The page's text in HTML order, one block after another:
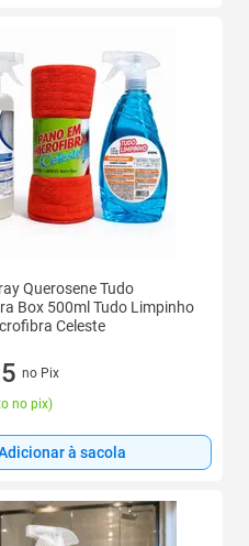
Querosene Tudo
Box 500ml Tudo Limpinho
Celeste
no Pix
no pix)
à sacola